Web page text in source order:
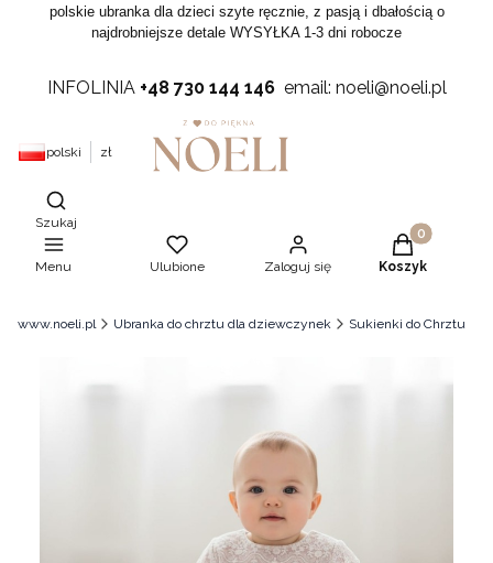
polskie ubranka dla dzieci szyte ręcznie, z pasją i dbałością o
najdrobniejsze detale WYSYŁKA 1-3 dni robocze
INFOLINIA +48 730 144 146 email: noeli@noeli.pl
polski zł
Otwórz wyszukiwarkę
Szukaj
Menu Ulubione Zaloguj się
Produkty w
Koszyk
www.noeli.pl Ubranka do chrztu dla dziewczynek Sukienki do Chrztu